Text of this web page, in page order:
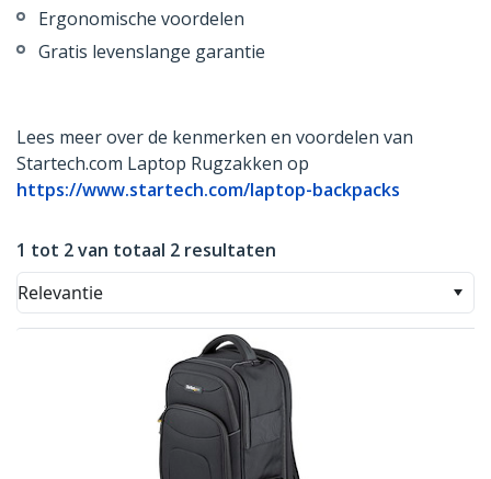
Ergonomische voordelen
Gratis levenslange garantie
Lees meer over de kenmerken en voordelen van
Startech.com Laptop Rugzakken op
https://www.startech.com/laptop-backpacks
1 tot 2 van totaal 2 resultaten
Relevantie